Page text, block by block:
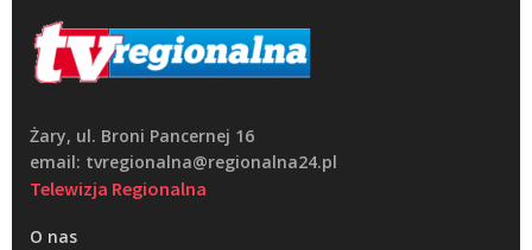
Żary, ul. Broni Pancernej 16
email: tvregionalna@regionalna24.pl
Telewizja Regionalna
O nas